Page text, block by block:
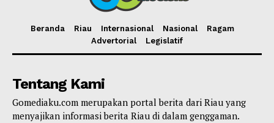
Beranda Riau Internasional Nasional
Ragam
Advertorial
Legislatif
Tentang Kami
Gomediaku.com merupakan portal berita dari Riau yang
menyajikan informasi berita Riau di dalam genggaman.